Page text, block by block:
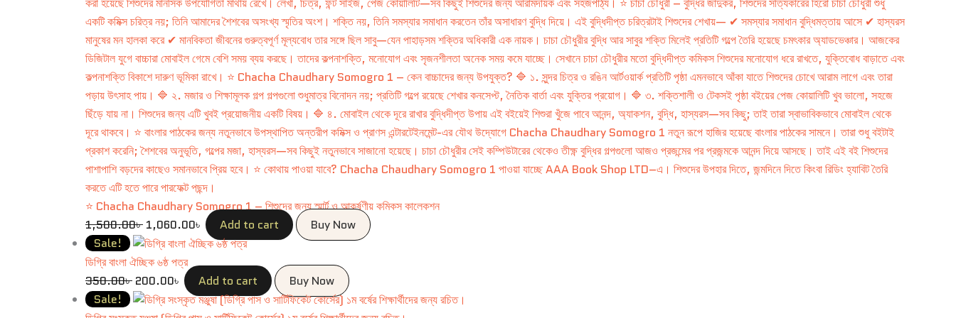
⭐ Chacha Chaudhary Somogro 1 – শিশুদের জন্য স্মার্ট ও আকর্ষণীয় কমিকস কালেকশন
1,500.00৳ 1,060.00৳ Add to cart
Buy Now
Sale!
ডিগ্রি বাংলা ঐচ্ছিক ৬ষ্ঠ পত্র
350.00৳ 200.00৳ Add to cart
Buy Now
Sale!